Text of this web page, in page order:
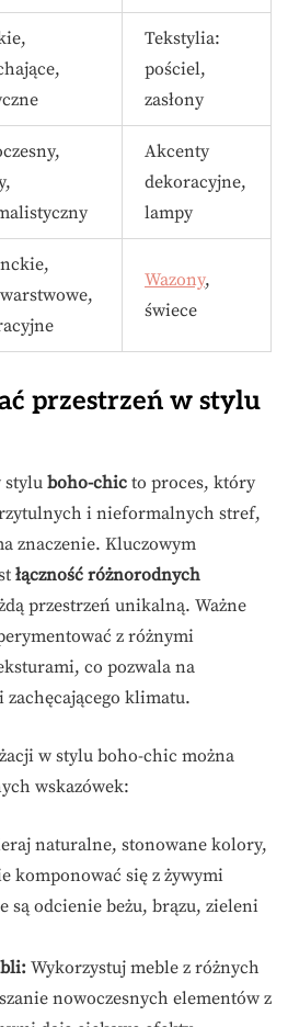
Tekstylia:
pościel,
zasłony
Akcenty
dekoracyjne,
lampy
Wazony,
świece
przestrzeń w stylu
stylu boho-chic to proces, który
i nieformalnych stref,
znaczenie. Kluczowym
łączność różnorodnych
przestrzeń unikalną. Ważne
z różnymi
co pozwala na
zachęcającego klimatu.
w stylu boho-chic można
wskazówek:
naturalne, stonowane kolory,
komponować się z żywymi
są odcienie beżu, brązu, zieleni
Wykorzystuj meble z różnych
nowoczesnych elementów z